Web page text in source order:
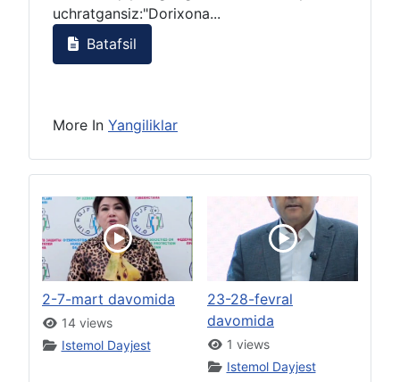
uchratgansiz:"Dorixona...
Batafsil
More In Yangiliklar
2-7-mart davomida
14 views
Istemol Dayjest
23-28-fevral
davomida
1 views
Istemol Dayjest